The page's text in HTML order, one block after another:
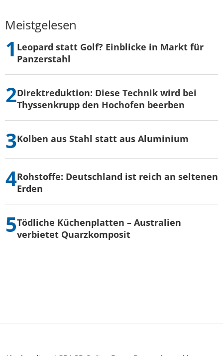
Meistgelesen
Leopard statt Golf? Einblicke in Markt für
Panzerstahl
Direktreduktion: Diese Technik wird bei
Thyssenkrupp den Hochofen beerben
Kolben aus Stahl statt aus Aluminium
Rohstoffe: Deutschland ist reich an seltenen
Erden
Tödliche Küchenplatten – Australien
verbietet Quarzkomposit